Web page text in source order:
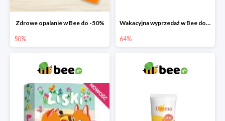
Zdrowe opalanie w Bee do -50%
50%
Wakacyjna wyprzedaż w Bee do -64%
64%